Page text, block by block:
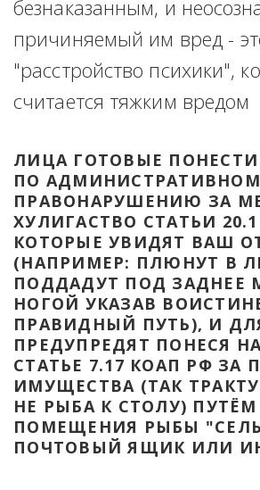
безнаказанным, и
причиняемый им вред -
"расстройство психики",
считается тяжким вредом
ЛИЦА ГОТОВЫЕ ПОНЕСТИ
ПО
ПРАВОНАРУШЕНИЮ ЗА
ХУЛИГАСТВО СТАТЬИ
КОТОРЫЕ УВИДЯТ ВАШ
(НАПРИМЕР: ПЛЮНУТ В
ПОДДАДУТ ПОД ЗАДНЕЕ
НОГОЙ УКАЗАВ
ПРАВИДНЫЙ ПУТЬ), И
ПРЕДУПРЕДЯТ ПОНЕСЯ
СТАТЬЕ 7.17 КОАП РФ ЗА
ИМУЩЕСТВА (ТАК
НЕ РЫБА К СТОЛУ) ПУТЁМ
ПОМЕЩЕНИЯ РЫБЫ
ПОЧТОВЫЙ ЯЩИК ИЛИ